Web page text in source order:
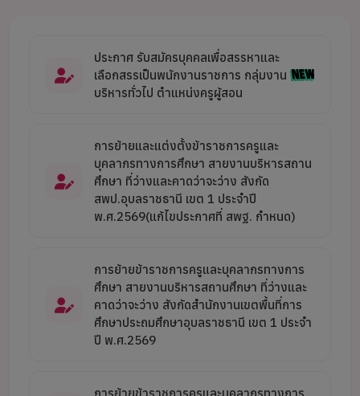
ประกาศ รับสมัครบุคคลเพื่อสรรหาและ
เลือกสรรเป็นพนักงานราชการ กลุ่มงาน
บริหารทั่วไป ตำแหน่งครูผู้สอน
การย้ายและแต่งตั้งข้าราชการครูและ
บุคลากรทางการศึกษา สายงานบริหารสถาน
ศึกษา ที่ว่างและคาดว่าจะว่าง สังกัด
สพป.อุบลราชธานี เขต 1 ประจำปี
พ.ศ.2569(แก้ไขประกาศที่ สพฐ. กำหนด)
การย้ายข้าราชการครูและบุคลากรทางการ
ศึกษา สายงานบริหารสถานศึกษา ที่ว่างและ
คาดว่าจะว่าง สังกัดสำนักงานเขตพื้นที่การ
ศึกษาประถมศึกษาอุบลราชธานี เขต 1 ประจำ
ปี พ.ศ.2569
การย้ายข้าราชการครูและบุคลากรทางการ